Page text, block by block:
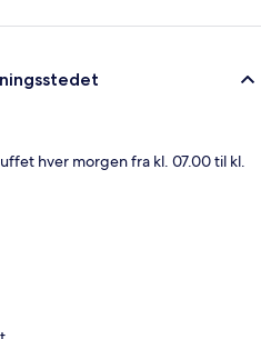
hver morgen fra kl. 07.00 til kl.